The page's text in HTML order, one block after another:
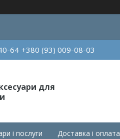
64 +380 (93) 009-08-03
для
і послуги Доставка і оплата